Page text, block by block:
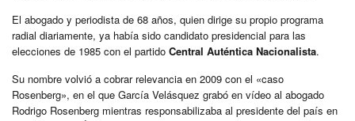
El abogado y periodista de 68 años, quien dirige su propio programa
radial diariamente, ya había sido candidato presidencial para las
elecciones de 1985 con el partido Central Auténtica Nacionalista.
Su nombre volvió a cobrar relevancia en 2009 con el «caso
Rosenberg», en el que García Velásquez grabó en vídeo al abogado
Rodrigo Rosenberg mientras responsabilizaba al presidente del país en